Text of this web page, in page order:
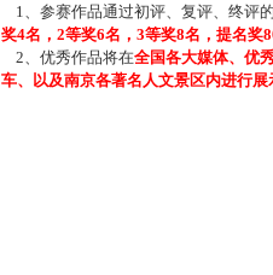
1、参赛作品通过初评、复评、终评
奖4名，2等奖6名，3等奖8名，提名奖
2、优秀作品将在全国各大媒体、优
车、以及南京各著名人文景区内进行展